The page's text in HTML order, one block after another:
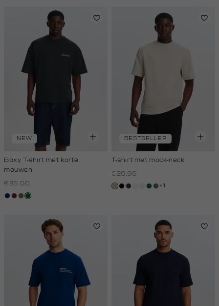
white
NEW
Boxy T-shirt met korte
mouwen
€35.00
donkerblauw
bordeaux
lichtbruin
donkergroen
BESTSELLER
T-shirt met mock-neck
€29.95
tanzwart
grijs,
kit,donkergroen
lichtbruin
+1